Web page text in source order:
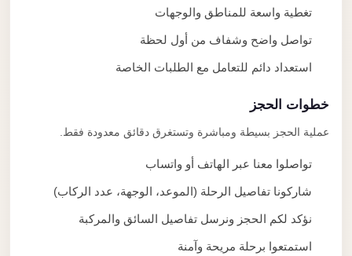
تغطية واسعة للمناطق والوجهات
تواصل واضح وشفاف من أول لحظة
استعداد دائم للتعامل مع الطلبات الخاصة
خطوات الحجز
عملية الحجز بسيطة ومباشرة وتستغرق دقائق معدودة فقط.
تواصلوا معنا عبر الهاتف أو واتساب
شاركونا تفاصيل الرحلة (الموعد، الوجهة، عدد الركاب)
نؤكد لكم الحجز ونرسل تفاصيل السائق والمركبة
استمتعوا برحلة مريحة وآمنة